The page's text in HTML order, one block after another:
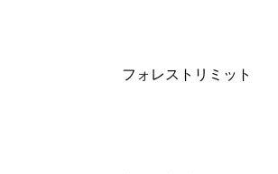
フォレストリミット